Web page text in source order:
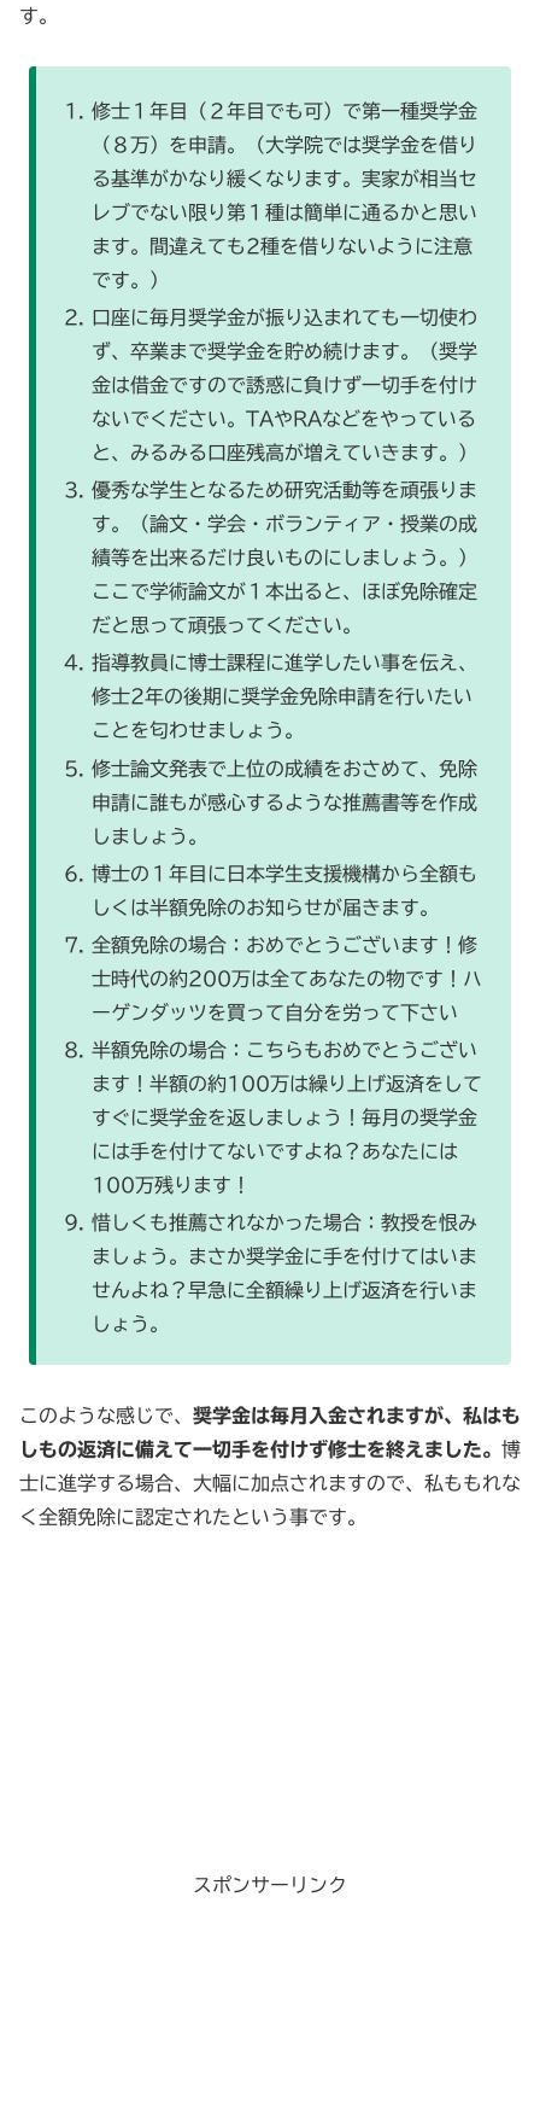
す。
修士１年目（２年目でも可）で第一種奨学金
（８万）を申請。（大学院では奨学金を借り
る基準がかなり緩くなります。実家が相当セ
レブでない限り第１種は簡単に通るかと思い
ます。間違えても2種を借りないように注意
です。）
口座に毎月奨学金が振り込まれても一切使わ
ず、卒業まで奨学金を貯め続けます。（奨学
金は借金ですので誘惑に負けず一切手を付け
ないでください。TAやRAなどをやっている
と、みるみる口座残高が増えていきます。）
優秀な学生となるため研究活動等を頑張りま
す。（論文・学会・ボランティア・授業の成
績等を出来るだけ良いものにしましょう。）
ここで学術論文が１本出ると、ほぼ免除確定
だと思って頑張ってください。
指導教員に博士課程に進学したい事を伝え、
修士2年の後期に奨学金免除申請を行いたい
ことを匂わせましょう。
修士論文発表で上位の成績をおさめて、免除
申請に誰もが感心するような推薦書等を作成
しましょう。
博士の１年目に日本学生支援機構から全額も
しくは半額免除のお知らせが届きます。
全額免除の場合：おめでとうございます！修
士時代の約200万は全てあなたの物です！ハ
ーゲンダッツを買って自分を労って下さい
半額免除の場合：こちらもおめでとうござい
ます！半額の約100万は繰り上げ返済をして
すぐに奨学金を返しましょう！毎月の奨学金
には手を付けてないですよね？あなたには
100万残ります！
惜しくも推薦されなかった場合：教授を恨み
ましょう。まさか奨学金に手を付けてはいま
せんよね？早急に全額繰り上げ返済を行いま
しょう。
このような感じで、 奨学金は毎月入金されますが、私はも
しもの返済に備えて一切手を付けず修士を終えました。 博
士に進学する場合、大幅に加点されますので、私ももれな
く全額免除に認定されたという事です。
スポンサーリンク